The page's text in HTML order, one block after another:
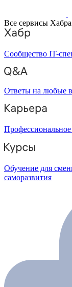
Все сервисы Хабра
Сообщество IT-
Ответы на любые
Обучение для
саморазвития